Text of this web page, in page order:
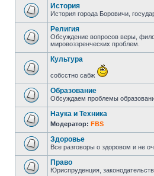
История
История города Боровичи,
Религия
Обсуждение вопросов веры,
мировоззренческих проблем.
Культура
собсстно сабж
Образование
Обсуждаем проблемы
Наука и Техника
Модератор: FBS
Здоровье
Все разговоры о здоровом и не
Право
Юриспруденция,